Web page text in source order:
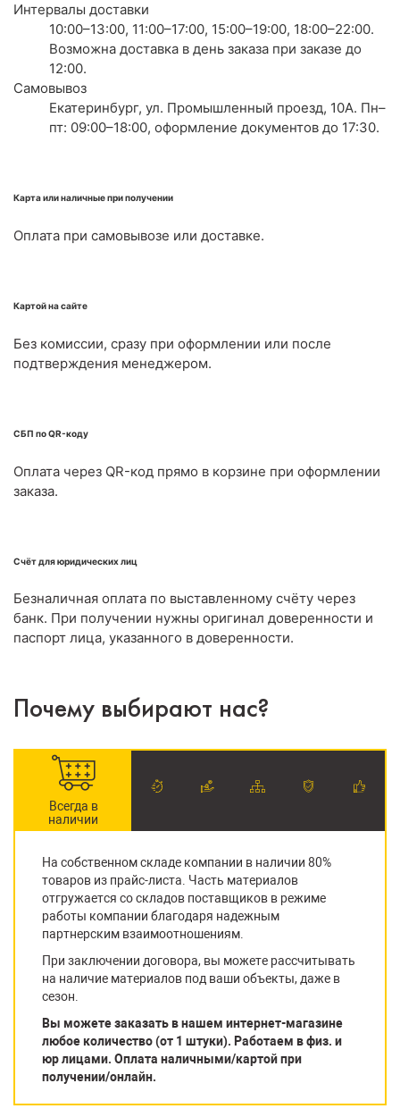
Интервалы доставки
10:00–13:00, 11:00–17:00, 15:00–19:00, 18:00–22:00.
Возможна доставка в день заказа при заказе до
12:00.
Самовывоз
Екатеринбург, ул. Промышленный проезд, 10А. Пн–
пт: 09:00–18:00, оформление документов до 17:30.
Карта или наличные при получении
Оплата при самовывозе или доставке.
Картой на сайте
Без комиссии, сразу при оформлении или после
подтверждения менеджером.
СБП по QR-коду
Оплата через QR-код прямо в корзине при оформлении
заказа.
Счёт для юридических лиц
Безналичная оплата по выставленному счёту через
банк. При получении нужны оригинал доверенности и
паспорт лица, указанного в доверенности.
Почему выбирают нас?
Всегда в
наличии
На собственном складе компании в наличии 80%
товаров из прайс-листа. Часть материалов
отгружается со складов поставщиков в режиме
работы компании благодаря надежным
партнерским взаимоотношениям.
При заключении договора, вы можете рассчитывать
на наличие материалов под ваши объекты, даже в
сезон.
Вы можете заказать в нашем интернет-магазине
любое количество (от 1 штуки). Работаем в физ. и
юр лицами. Оплата наличными/картой при
получении/онлайн.